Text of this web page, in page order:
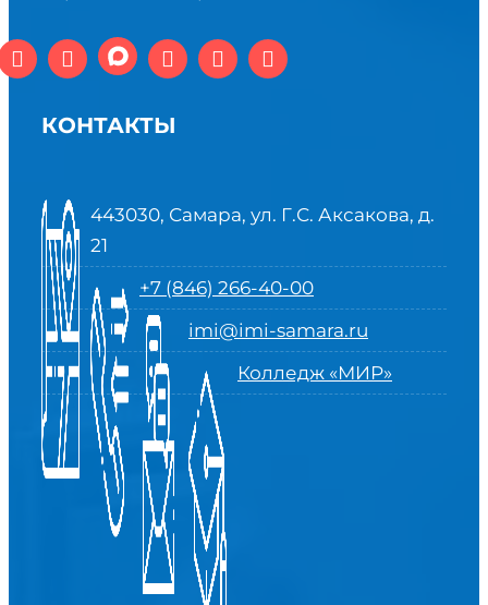
КОНТАКТЫ
443030, Самара, ул. Г.С. Аксакова, д.
21
+7 (846) 266-40-00
imi@imi-samara.ru
Колледж «МИР»